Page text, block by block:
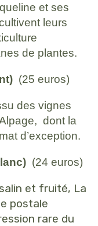
et ses
leurs
de plantes.
(25 euros)
des vignes
dont la
d’exception.
(24 euros)
et fruité, La
postale
rare du